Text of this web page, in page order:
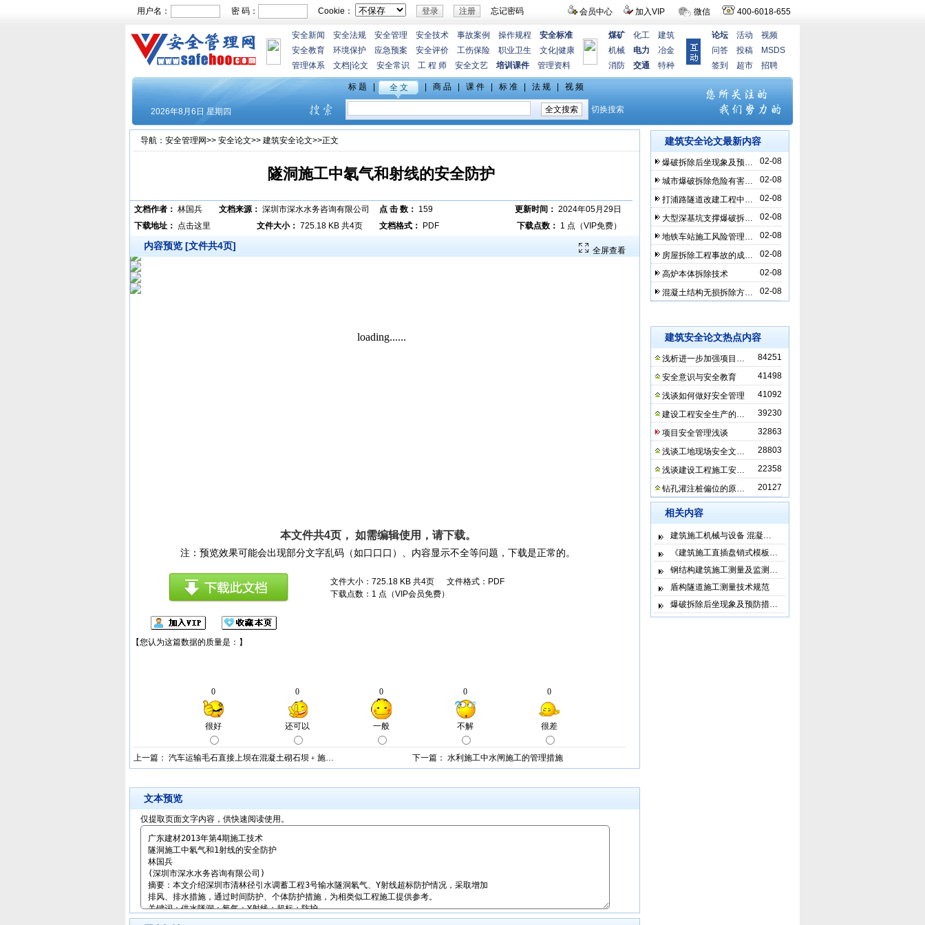
会员中心 加入VIP 微信 400-6018-655
用户名： 密 码： Cookie： 忘记密码
安全新闻 安全法规 安全管理 安全技术 事故案例 操作规程
安全标准
安全教育
环境保护 应急预案 安全评价 工伤保险 职业卫生 文化 健康
管理体系
文档 论文 安全常识 工 程 师 安全文艺 培训课件 管理资料
煤矿 化工
建筑
机械
电力
冶金
消防
交通 特种
论坛 活动
视频
问答
投稿
MSDS
签到
超市 招聘
导航： 安全管理网>> 安全论文>> 建筑安全论文>>正文
隧洞施工中氡气和射线的安全防护
文档作者： 林国兵 文档来源： 深圳市深水水务咨询有限公司 点 击 数： 159 更新时间： 2024年05月29日
下载地址：
点击这里 文件大小： 725.18 KB 共4页 文档格式： PDF 下载点数： 1 点（VIP免费）
全屏查看
内容预览 [文件共4页]
本文件共4页， 如需编辑使用，请下载。
注：预览效果可能会出现部分文字乱码（如口口口）、内容显示不全等问题，下载是正常的。
文件大小：725.18 KB 共4页 文件格式：PDF
下载点数：1 点（VIP会员免费）
下一篇：水利施工中水闸施工的管理措施
上一篇： 汽车运输毛石直接上坝在混凝土砌石坝﹢施…
文本预览
仅提取页面文字内容，供快速阅读使用。
建筑安全论文最新内容
02-08
爆破拆除后坐现象及预…
02-08
城市爆破拆除危险有害…
02-08
打浦路隧道改建工程中…
02-08
大型深基坑支撑爆破拆…
02-08
地铁车站施工风险管理…
02-08
房屋拆除工程事故的成…
02-08
高炉本体拆除技术
02-08
混凝土结构无损拆除方…
建筑安全论文热点内容
84251
浅析进一步加强项目…
41498
安全意识与安全教育
41092
浅谈如何做好安全管理
39230
建设工程安全生产的…
32863
项目安全管理浅谈
28803
浅谈工地现场安全文…
22358
浅谈建设工程施工安…
20127
钻孔灌注桩偏位的原…
相关内容
建筑施工机械与设备 混凝…
《建筑施工直插盘销式模板…
钢结构建筑施工测量及监测…
盾构隧道施工测量技术规范
爆破拆除后坐现象及预防措…